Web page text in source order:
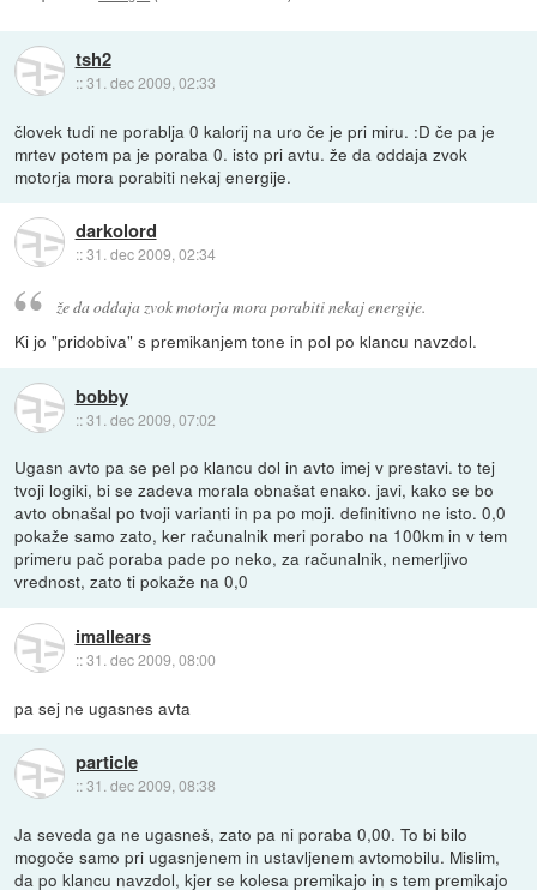
tsh2
::31. dec 2009, 02:33
človek tudi ne porablja 0 kalorij na uro če je pri miru. :D če pa je
mrtev potem pa je poraba 0. isto pri avtu. že da oddaja zvok
motorja mora porabiti nekaj energije.
darkolord
::31. dec 2009, 02:34
že da oddaja zvok motorja mora porabiti nekaj energije.
Ki jo "pridobiva" s premikanjem tone in pol po klancu navzdol.
bobby
::31. dec 2009, 07:02
Ugasn avto pa se pel po klancu dol in avto imej v prestavi. to tej
tvoji logiki, bi se zadeva morala obnašat enako. javi, kako se bo
avto obnašal po tvoji varianti in pa po moji. definitivno ne isto. 0,0
pokaže samo zato, ker računalnik meri porabo na 100km in v tem
primeru pač poraba pade po neko, za računalnik, nemerljivo
vrednost, zato ti pokaže na 0,0
imallears
::31. dec 2009, 08:00
pa sej ne ugasnes avta
particle
::31. dec 2009, 08:38
Ja seveda ga ne ugasneš, zato pa ni poraba 0,00. To bi bilo
mogoče samo pri ugasnjenem in ustavljenem avtomobilu. Mislim,
da po klancu navzdol, kjer se kolesa premikajo in s tem premikajo